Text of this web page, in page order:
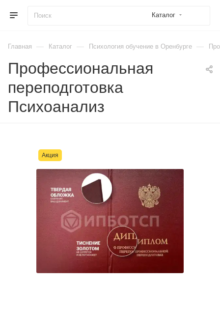
Каталог
Главная — Каталог — Психология обучение в Оренбурге —
Профессиональная
переподготовка
Психоанализ
Акция